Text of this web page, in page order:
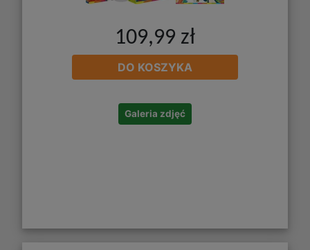
109,99 zł
DO KOSZYKA
Galeria zdjęć